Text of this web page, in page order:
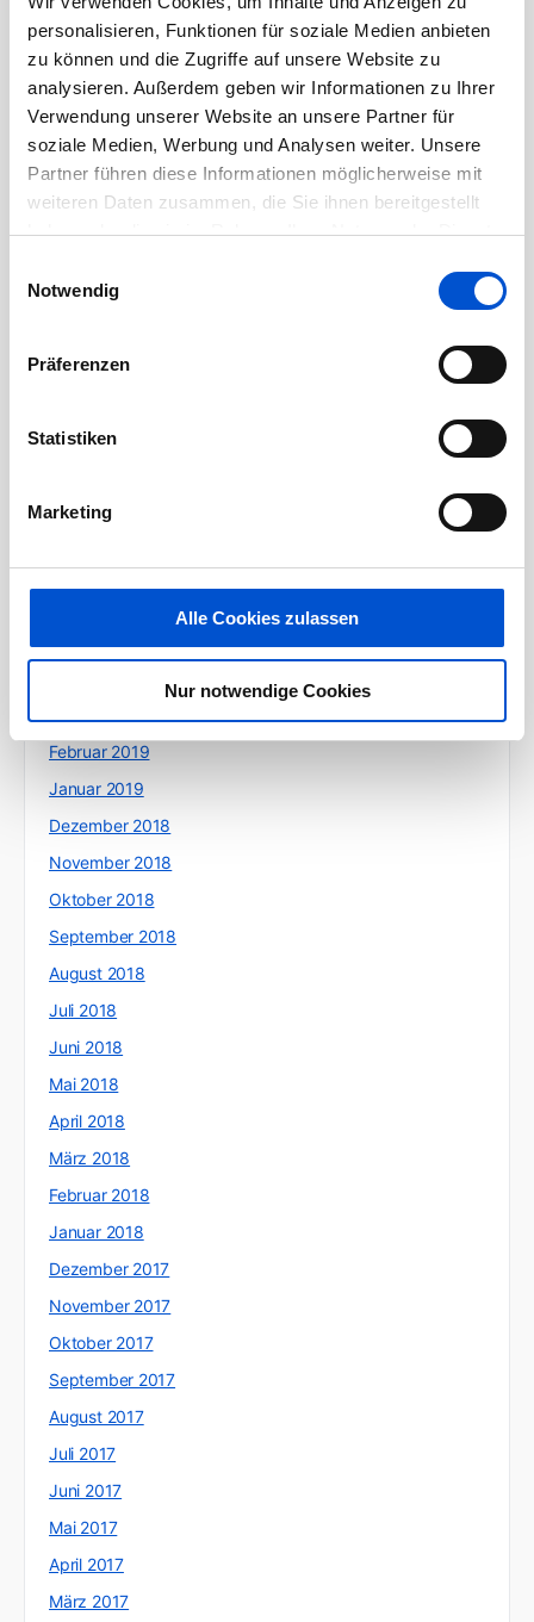
personalisieren, Funktionen für soziale Medien anbieten
zu können und die Zugriffe auf unsere Website zu
analysieren. Außerdem geben wir Informationen zu Ihrer
Verwendung unserer Website an unsere Partner für
soziale Medien, Werbung und Analysen weiter. Unsere
Partner führen diese Informationen möglicherweise mit
weiteren Daten zusammen, die Sie ihnen bereitgestellt
haben oder die sie im Rahmen Ihrer Nutzung der Dienste
Notwendig
Präferenzen
Statistiken
Marketing
Alle Cookies zulassen
Nur notwendige Cookies
Oktober 2020
September 2020
August 2020
Juli 2020
Mai 2020
April 2020
Juli 2019
Februar 2019
Januar 2019
Dezember 2018
November 2018
Oktober 2018
September 2018
August 2018
Juli 2018
Juni 2018
Mai 2018
April 2018
März 2018
Februar 2018
Januar 2018
Dezember 2017
November 2017
Oktober 2017
September 2017
August 2017
Juli 2017
Juni 2017
Mai 2017
April 2017
März 2017